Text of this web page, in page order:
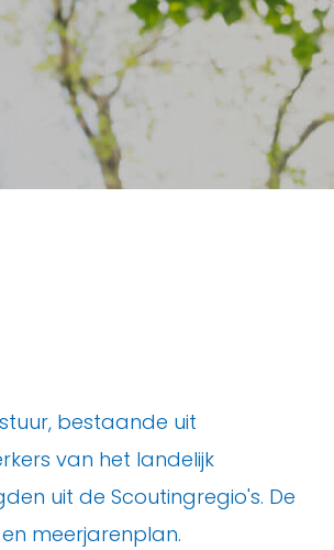
bestaande uit
van het landelijk
uit de Scoutingregio's. De
meerjarenplan.